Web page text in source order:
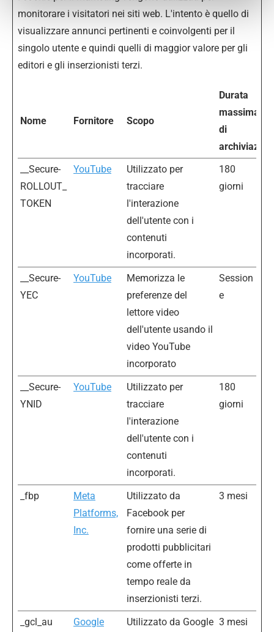
monitorare i visitatori nei siti web. L'intento è quello di
visualizzare annunci pertinenti e coinvolgenti per il
singolo utente e quindi quelli di maggior valore per gli
editori e gli inserzionisti terzi.
Nome Fornitore Scopo
Durata
massima
di
__Secure-
ROLLOUT_
TOKEN
YouTube
Utilizzato per
tracciare
l'interazione
dell'utente con i
contenuti
incorporati.
180
giorni
__Secure-
YEC
YouTube
Memorizza le
preferenze del
lettore video
dell'utente usando il
video YouTube
incorporato
Session
e
__Secure-
YNID
YouTube
Utilizzato per
tracciare
l'interazione
dell'utente con i
contenuti
incorporati.
180
giorni
_fbp
Meta
Platforms,
Inc.
Utilizzato da
Facebook per
fornire una serie di
prodotti pubblicitari
come offerte in
tempo reale da
inserzionisti terzi.
3 mesi
_gcl_au Google
Utilizzato da Google 3 mesi